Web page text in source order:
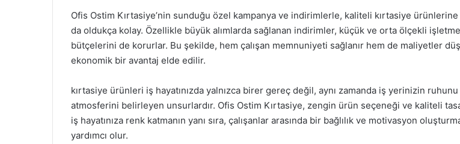
Ofis Ostim Kırtasiye’nin sunduğu özel kampanya ve indirimlerle, kaliteli kırtasiye
da oldukça kolay. Özellikle büyük alımlarda sağlanan indirimler, küçük ve orta ölçekli
bütçelerini de korurlar. Bu şekilde, hem çalışan memnuniyeti sağlanır hem de maliyetler
ekonomik bir avantaj elde edilir.
kırtasiye ürünleri iş hayatınızda yalnızca birer gereç değil, aynı zamanda iş yerinizin ruhunu
atmosferini belirleyen unsurlardır. Ofis Ostim Kırtasiye, zengin ürün seçeneği ve kaliteli
iş hayatınıza renk katmanın yanı sıra, çalışanlar arasında bir bağlılık ve motivasyon
yardımcı olur.